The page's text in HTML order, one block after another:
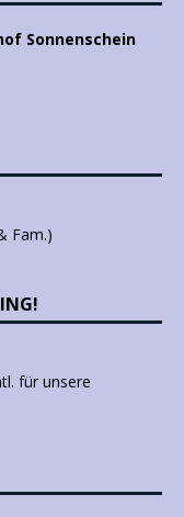
Sonnenschein
Fam.)
für unsere